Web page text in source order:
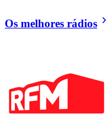
Os melhores rádios